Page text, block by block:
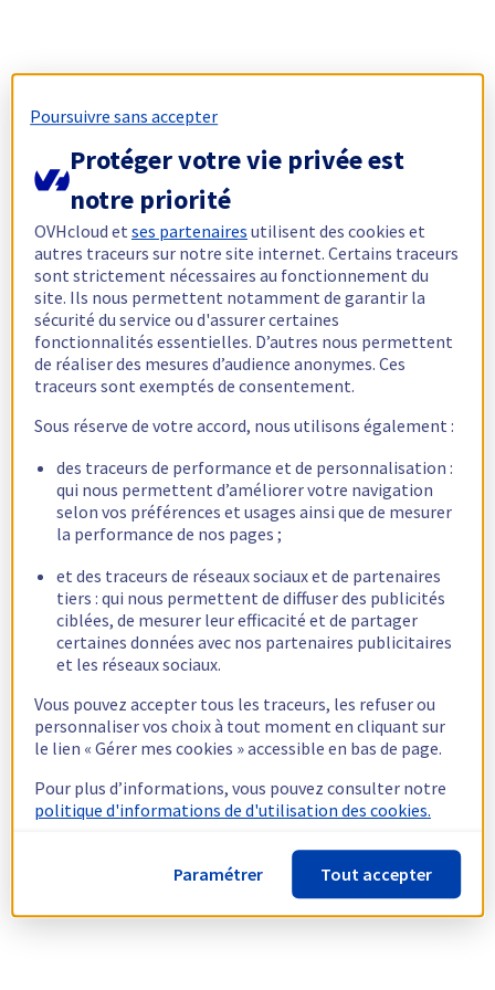
Poursuivre sans accepter
Protéger votre vie privée est
notre priorité
OVHcloud etses partenaires utilisent des cookies et
autres traceurs sur notre site internet. Certains traceurs
sont strictement nécessaires au fonctionnement du
site. Ils nous permettent notamment de garantir la
sécurité du service ou d'assurer certaines
fonctionnalités essentielles. D’autres nous permettent
de réaliser des mesures d’audience anonymes. Ces
traceurs sont exemptés de consentement.
Sous réserve de votre accord, nous utilisons également :
des traceurs de performance et de personnalisation :
qui nous permettent d’améliorer votre navigation
selon vos préférences et usages ainsi que de mesurer
la performance de nos pages ;
et des traceurs de réseaux sociaux et de partenaires
tiers : qui nous permettent de diffuser des publicités
ciblées, de mesurer leur efficacité et de partager
certaines données avec nos partenaires publicitaires
et les réseaux sociaux.
Vous pouvez accepter tous les traceurs, les refuser ou
personnaliser vos choix à tout moment en cliquant sur
le lien « Gérer mes cookies » accessible en bas de page.
Pour plus d’informations, vous pouvez consulter notre
politique d'informations de d'utilisation des cookies.
Paramétrer Tout accepter